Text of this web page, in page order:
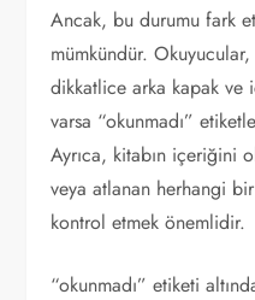
Ancak, bu durumu fark
mümkündür.
dikkatlice arka kapak ve
varsa “okunmadı”
Ayrıca, kitabın içeriğini
veya atlanan herhangi
kontrol etmek önemlidir.
“okunmadı” etiketi